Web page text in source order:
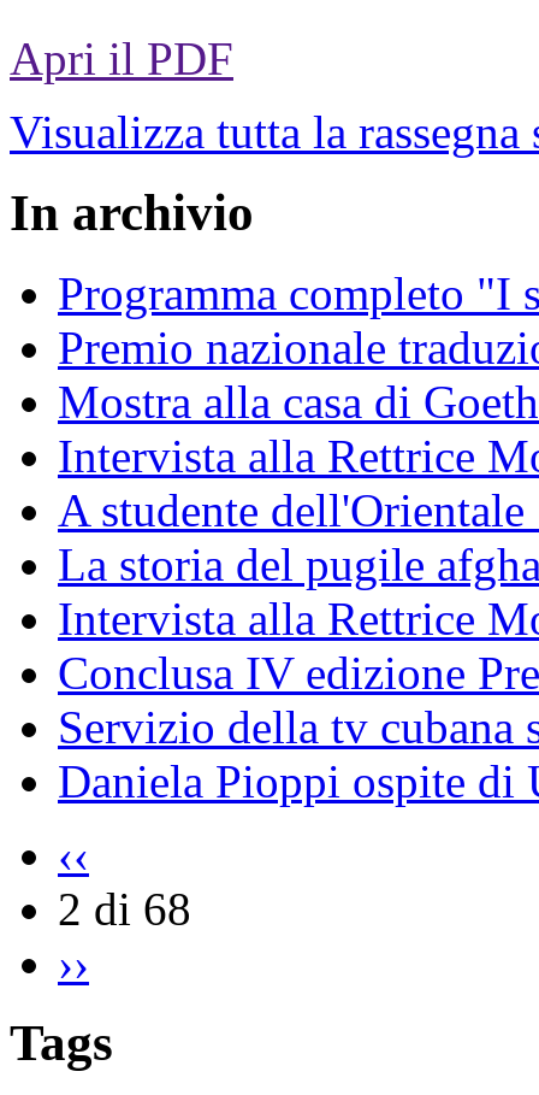
Apri il PDF
Visualizza tutta la rassegna
In archivio
Programma completo "I
Premio nazionale
Mostra alla casa di
Intervista alla Rettrice
A studente
La storia del pugile
Intervista alla Rettrice
Conclusa IV edizione
Servizio della tv
Daniela Pioppi ospite di
‹‹
2 di 68
››
Tags